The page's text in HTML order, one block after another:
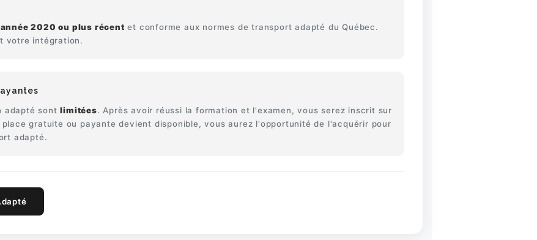
2020 ou plus récent et conforme aux normes de transport adapté du Québec.
votre intégration.
adapté sontlimitées. Après avoir réussi la formation et l'examen, vous serez inscrit sur
place gratuite ou payante devient disponible, vous aurez l'opportunité de l'acquérir pour
adapté.